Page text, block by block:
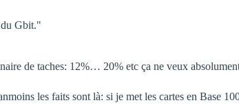
du Gbit."
de taches: 12%… 20% etc ça ne veux
les faits sont là: si je met les cartes en Base